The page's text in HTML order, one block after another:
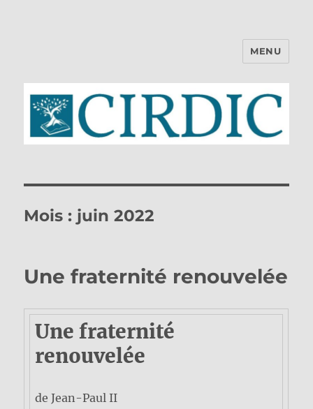
MENU
Mois : juin 2022
Une fraternité renouvelée
Une fraternité
renouvelée
de Jean-Paul II